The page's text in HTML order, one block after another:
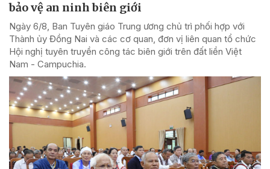
bảo vệ an ninh biên giới
Ngày 6/8, Ban Tuyên giáo Trung ương chủ trì phối hợp với
Thành ủy Đồng Nai và các cơ quan, đơn vị liên quan tổ chức
Hội nghị tuyên truyền công tác biên giới trên đất liền Việt
Nam - Campuchia.